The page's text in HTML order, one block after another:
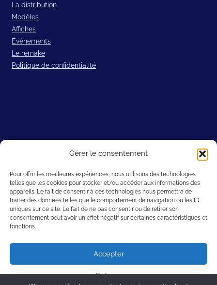
Gérer le consentement
Pour offrir les meilleures expériences, nous utilisons des technologies
telles que les cookies pour stocker et/ou accéder aux informations des
appareils. Le fait de consentir à ces technologies nous permettra de
traiter des données telles que le comportement de navigation ou les ID
uniques sur ce site. Le fait de ne pas consentir ou de retirer son
consentement peut avoir un effet négatif sur certaines caractéristiques et
fonctions.
Accepter
Refuser
La distribution
Modèles
Affiches
Événements
Le remake
Politique de confidentialité
Filmic Light – Snow White Archive
A. Film L.A.
Willdubguru
Les Grands Classiques
2719 Hyperion